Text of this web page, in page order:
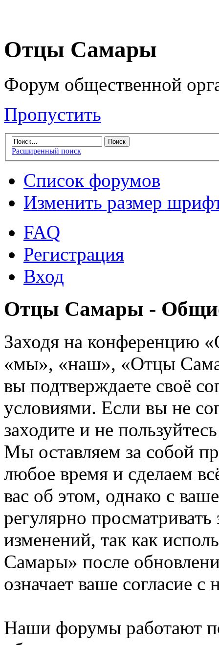
Отцы Самары
Форум общественной
Пропустить
Расширенный поиск
Список форумов
Изменить размер
FAQ
Регистрация
Вход
Отцы Самары -
Заходя на конференцию
«мы», «наш», «Отцы
вы подтверждаете своё
условиями. Если вы не
заходите и не
Мы оставляем за собой
любое время и сделаем
вас об этом, однако с
регулярно просматривать
изменений, так как
Самары» после
означает ваше согласие с
Наши форумы работают